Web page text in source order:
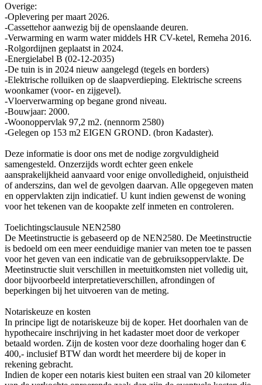
Overige:
-Oplevering per maart 2026.
-Cassettehor aanwezig bij de openslaande deuren.
-Verwarming en warm water middels HR CV-ketel, Remeha 2016.
-Rolgordijnen geplaatst in 2024.
-Energielabel B (02-12-2035)
-De tuin is in 2024 nieuw aangelegd (tegels en borders)
-Elektrische rolluiken op de slaapverdieping. Elektrische screens
woonkamer (voor- en zijgevel).
-Vloerverwarming op begane grond niveau.
-Bouwjaar: 2000.
-Woonoppervlak 97,2 m2. (nennorm 2580)
-Gelegen op 153 m2 EIGEN GROND. (bron Kadaster).
Deze informatie is door ons met de nodige zorgvuldigheid
samengesteld. Onzerzijds wordt echter geen enkele
aansprakelijkheid aanvaard voor enige onvolledigheid, onjuistheid
of anderszins, dan wel de gevolgen daarvan. Alle opgegeven maten
en oppervlakten zijn indicatief. U kunt indien gewenst de woning
voor het tekenen van de koopakte zelf inmeten en controleren.
Toelichtingsclausule NEN2580
De Meetinstructie is gebaseerd op de NEN2580. De Meetinstructie
is bedoeld om een meer eenduidige manier van meten toe te passen
voor het geven van een indicatie van de gebruiksoppervlakte. De
Meetinstructie sluit verschillen in meetuitkomsten niet volledig uit,
door bijvoorbeeld interpretatieverschillen, afrondingen of
beperkingen bij het uitvoeren van de meting.
Notariskeuze en kosten
In principe ligt de notariskeuze bij de koper. Het doorhalen van de
hypothecaire inschrijving in het kadaster moet door de verkoper
betaald worden. Zijn de kosten voor deze doorhaling hoger dan €
400,- inclusief BTW dan wordt het meerdere bij de koper in
rekening gebracht.
Indien de koper een notaris kiest buiten een straal van 20 kilometer